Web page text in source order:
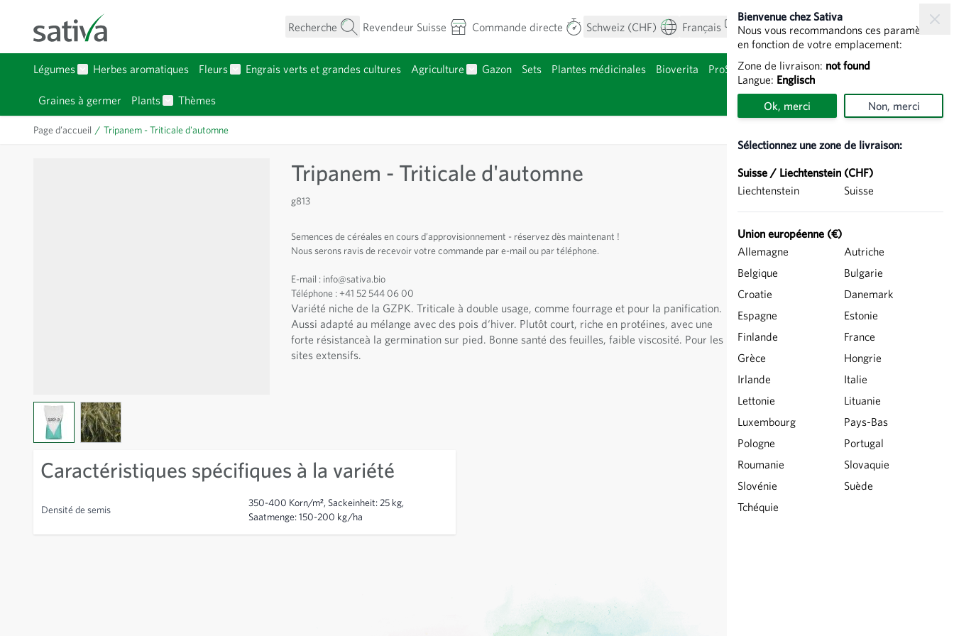
Recherche
Revendeur Suisse Commande directe Schweiz (CHF) Français Mon compte Voir le panier
Légumes
Herbes aromatiques
Fleurs
Engrais verts et grandes cultures
Agriculture
Gazon Sets Plantes médicinales Bioverita ProSpecieRara
Bulbes de fleurs
Graines à germer
Plants
Thèmes
Bienvenue chez Sativa
Nous vous recommandons ces paramètres
en fonction de votre emplacement:
Zone de livraison: not found
Langue: Englisch
Ok, merci Non, merci
Sélectionnez une zone de livraison:
Suisse / Liechtenstein (CHF)
Liechtenstein
Suisse
Union européenne (€)
Allemagne
Autriche
Belgique
Bulgarie
Croatie
Danemark
Espagne
Estonie
Finlande
France
Grèce
Hongrie
Irlande
Italie
Lettonie
Lituanie
Luxembourg
Pays-Bas
Pologne
Portugal
Roumanie
Slovaquie
Slovénie
Suède
Tchéquie
Page d’accueil / Tripanem - Triticale d'automne
Tripanem - Triticale d'automne
g813
Semences de céréales en cours d’approvisionnement - réservez dès maintenant !
Nous serons ravis de recevoir votre commande par e-mail ou par téléphone.
E-mail : info@sativa.bio
Téléphone : +41 52 544 06 00
Variété niche de la GZPK. Triticale à double usage, comme fourrage et pour la panification.
Aussi adapté au mélange avec des pois d‘hiver. Plutôt court, riche en protéines, avec une
forte résistanceà la germination sur pied. Bonne santé des feuilles, faible viscosité. Pour les
sites extensifs.
View larger imageView larger image
Caractéristiques spécifiques à la variété
Densité de semis
350-400 Korn/m², Sackeinheit: 25 kg,
Saatmenge: 150-200 kg/ha